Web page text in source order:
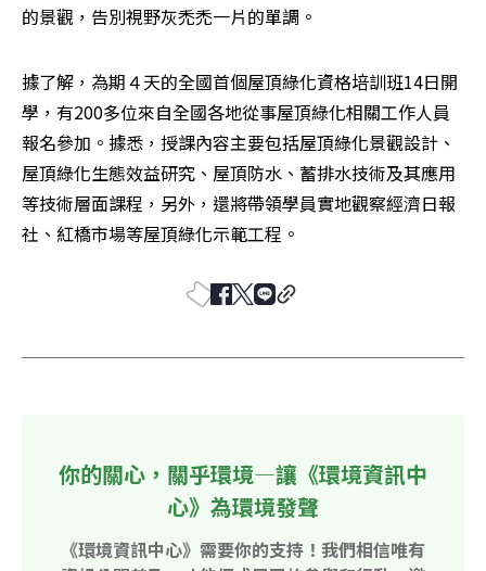
的景觀，告別視野灰禿禿一片的單調。
據了解，為期４天的全國首個屋頂綠化資格培訓班14日開
學，有200多位來自全國各地從事屋頂綠化相關工作人員
報名參加。據悉，授課內容主要包括屋頂綠化景觀設計、
屋頂綠化生態效益研究、屋頂防水、蓄排水技術及其應用
等技術層面課程，另外，還將帶領學員實地觀察經濟日報
社、紅橋市場等屋頂綠化示範工程。
你的關心，關乎環境—讓《環境資訊中
心》為環境發聲
《環境資訊中心》需要你的支持！我們相信唯有